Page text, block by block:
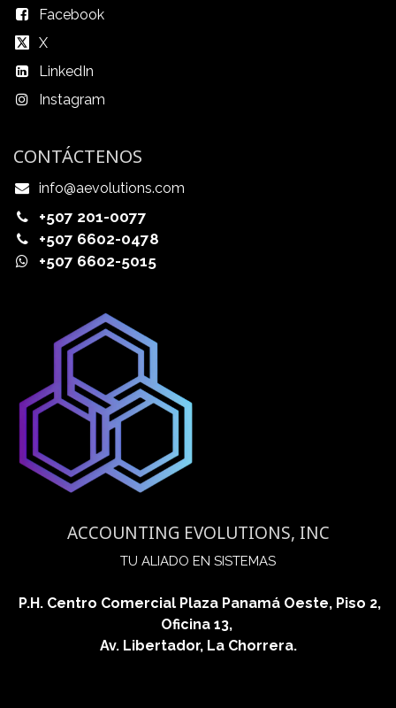
Facebook
X
LinkedIn
Instagram
CONTÁCTENOS
info@aevolutions.com
+507 201-0077
+507 6602-0478
+507 6602-5015
ACCOUNTING EVOLUTIONS, INC
​TU ALIADO EN SISTEMAS
P.H. Centro Comercial Plaza Panamá Oeste, Piso 2,
Oficina 13,
Av. Libertador, La Chorrera.